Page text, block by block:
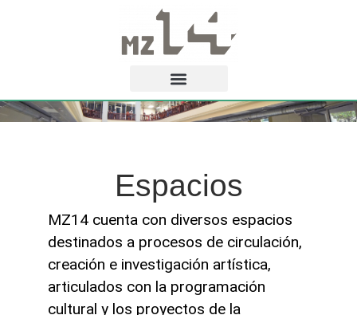
Espacios
MZ14 cuenta con diversos espacios
destinados a procesos de circulación,
creación e investigación artística,
articulados con la programación
cultural y los proyectos de la